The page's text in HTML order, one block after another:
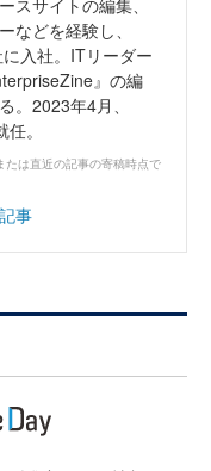
スサイトの編集、
などを経験し、
入社。ITリーダー
』の編
。2023年4月、
。
は直近の記事の寄稿時点で
事